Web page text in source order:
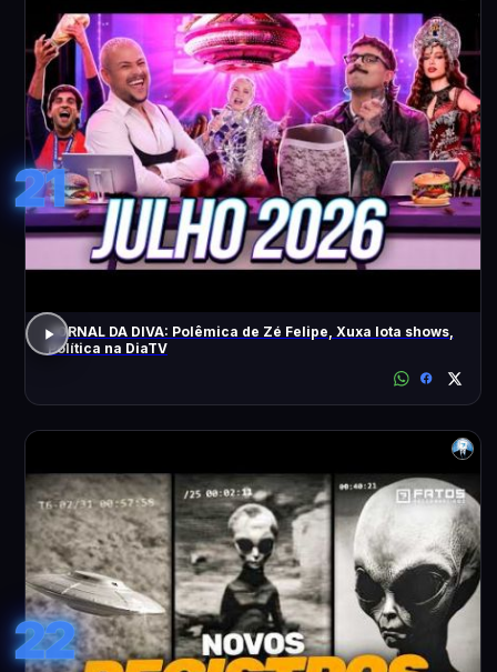
21
JORNAL DA DIVA: Polêmica de Zé Felipe, Xuxa lota shows,
Política na DiaTV
22